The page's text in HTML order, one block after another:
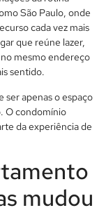
São Paulo, onde
cada vez mais
que reúne lazer,
mesmo endereço
sentido.
ser apenas o espaço
O condomínio
da experiência de
mudou